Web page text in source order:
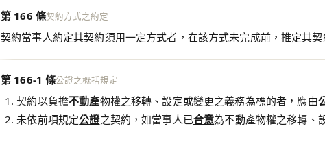
第 166 條契約方式之約定
契約當事人約定其契約須用一定方式者，在該方式未完成前，推定其契
第 166-1 條公證之概括規定
契約以負擔不動產物權之移轉、設定或變更之義務為標的者，應由
未依前項規定公證之契約，如當事人已合意為不動產物權之移轉、